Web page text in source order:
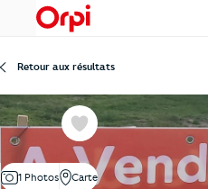
menu
Retour aux résultats
Favoris
1 Photos Carte